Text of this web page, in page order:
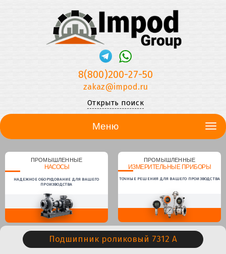
8(800)200-27-50
zakaz@impod.ru
Открыть поиск
Меню
ПРОМЫШЛЕННЫЕ
НАСОСЫ
НАДЕЖНОЕ ОБОРУДОВАНИЕ ДЛЯ ВАШЕГО
ПРОИЗВОДСТВА
ПРОМЫШЛЕННЫЕ
ИЗМЕРИТЕЛЬНЫЕ ПРИБОРЫ
ТОЧНЫЕ РЕШЕНИЯ ДЛЯ ВАШЕГО ПРОИЗВОДСТВА
Подшипник роликовый 7312 А